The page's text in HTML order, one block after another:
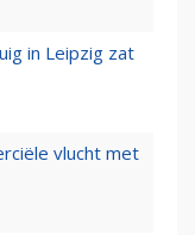
in Leipzig zat
vlucht met